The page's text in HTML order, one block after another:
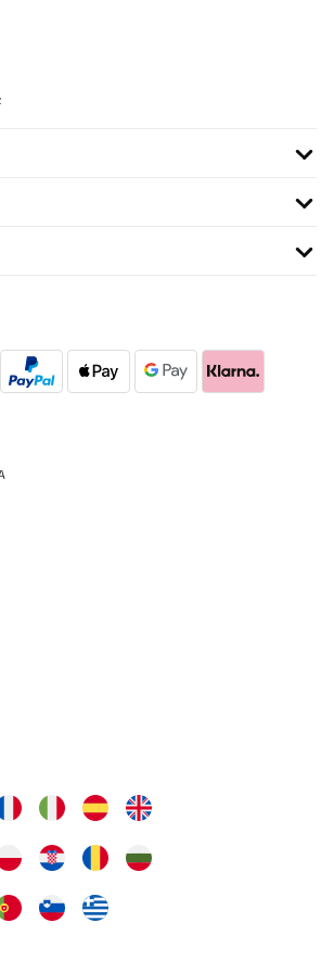
02/12/2024
em particular da facilidade de gestão do
com uma eficácia fantástica. Só não dou as 5 *
limpos e secos.
AVIS VÉRIFIÉ
04/11/2024
pas encore branchée.Faire attention à la
qui est en réalité un blanc légèrement rosé.